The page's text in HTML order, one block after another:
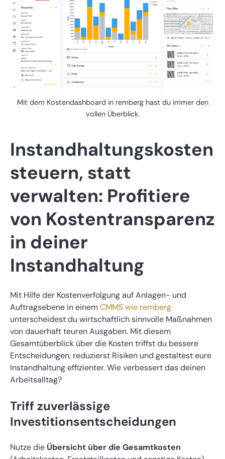
Mit dem Kostendashboard in remberg hast du immer den
vollen Überblick.
Instandhaltungskosten
steuern, statt
verwalten: Profitiere
von Kostentransparenz
in deiner
Instandhaltung
Mit Hilfe der Kostenverfolgung auf Anlagen- und
Auftragsebene in einemCMMS wie remberg
unterscheidest du wirtschaftlich sinnvolle Maßnahmen
von dauerhaft teuren Ausgaben. Mit diesem
Gesamtüberblick über die Kosten triffst du bessere
Entscheidungen, reduzierst Risiken und gestaltest eure
Instandhaltung effizienter. Wie verbessert das deinen
Arbeitsalltag?
Triff zuverlässige
Investitionsentscheidungen
Nutze die Übersicht über die Gesamtkosten